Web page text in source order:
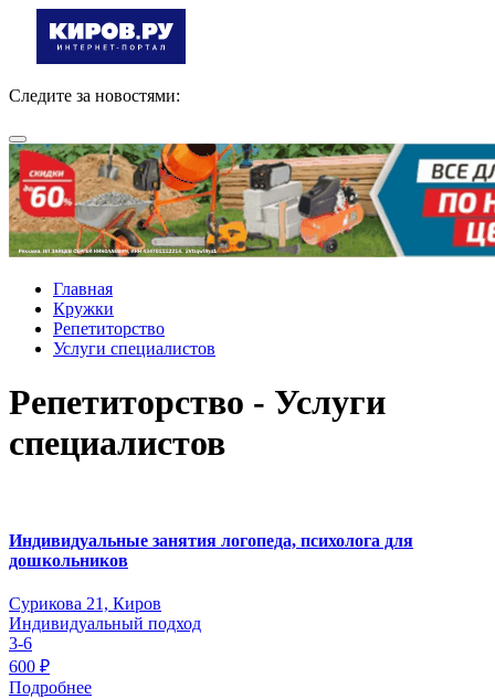
Следите за новостями:
Главная
Кружки
Репетиторство
Услуги специалистов
Репетиторство - Услуги
специалистов
Индивидуальные занятия логопеда, психолога для
дошкольников
Сурикова 21, Киров
Индивидуальный подход
3-6
600 ₽
Подробнее